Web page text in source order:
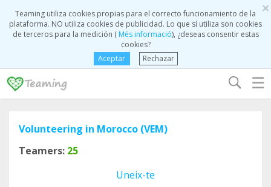
×
Teaming utiliza cookies propias para el correcto funcionamiento de la
plataforma. NO utiliza cookies de publicidad. Lo que sí utiliza son cookies
de terceros para la medición (Més informació), ¿deseas consentir estas
cookies?
Aceptar
Rechazar
☰
Volunteering in Morocco (VEM)
Teamers: 25
Uneix-te